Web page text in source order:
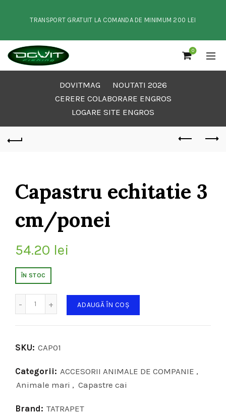
TRANSPORT GRATUIT LA COMANDA DE MINIMUM 200 LEI
0
DOVITMAG
NOUTATI 2026
CERERE COLABORARE ENGROS
LOGARE SITE ENGROS
Capastru echitatie 3
cm/ponei
54.20 lei
ÎN STOC
ADAUGĂ ÎN COȘ
SKU: CAP01
Categorii: ACCESORII ANIMALE DE COMPANIE ,
Animale mari , Capastre cai
Brand: TATRAPET